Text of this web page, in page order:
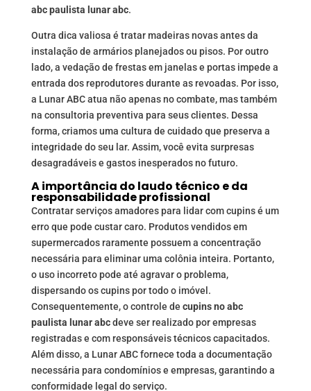
abc paulista lunar abc.
Outra dica valiosa é tratar madeiras novas antes da
instalação de armários planejados ou pisos. Por outro
lado, a vedação de frestas em janelas e portas impede a
entrada dos reprodutores durante as revoadas. Por isso,
a Lunar ABC atua não apenas no combate, mas também
na consultoria preventiva para seus clientes. Dessa
forma, criamos uma cultura de cuidado que preserva a
integridade do seu lar. Assim, você evita surpresas
desagradáveis e gastos inesperados no futuro.
A importância do laudo técnico e da
responsabilidade profissional
Contratar serviços amadores para lidar com cupins é um
erro que pode custar caro. Produtos vendidos em
supermercados raramente possuem a concentração
necessária para eliminar uma colônia inteira. Portanto,
o uso incorreto pode até agravar o problema,
dispersando os cupins por todo o imóvel.
Consequentemente, o controle de cupins no abc
paulista lunar abcdeve ser realizado por empresas
registradas e com responsáveis técnicos capacitados.
Além disso, a Lunar ABC fornece toda a documentação
necessária para condomínios e empresas, garantindo a
conformidade legal do serviço.